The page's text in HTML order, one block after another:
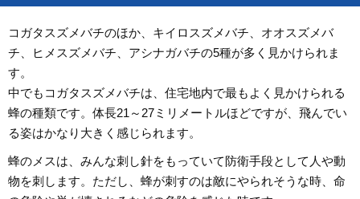
コガタスズメバチのほか、キイロスズメバチ、オオスズメバ
チ、ヒメスズメバチ、アシナガバチの5種が多く見かけられま
す。
中でもコガタスズメバチは、住宅地内で最もよく見かけられる
蜂の種類です。体長21～27ミリメートルほどですが、飛んでい
る姿はかなり大きく感じられます。
蜂のメスは、みんな刺し針をもっていて防衛手段として人や動
物を刺します。ただし、蜂が刺すのは敵にやられそうな時、命